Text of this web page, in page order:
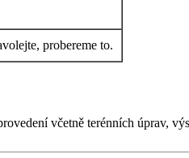
probereme to.
včetně terénních úprav,